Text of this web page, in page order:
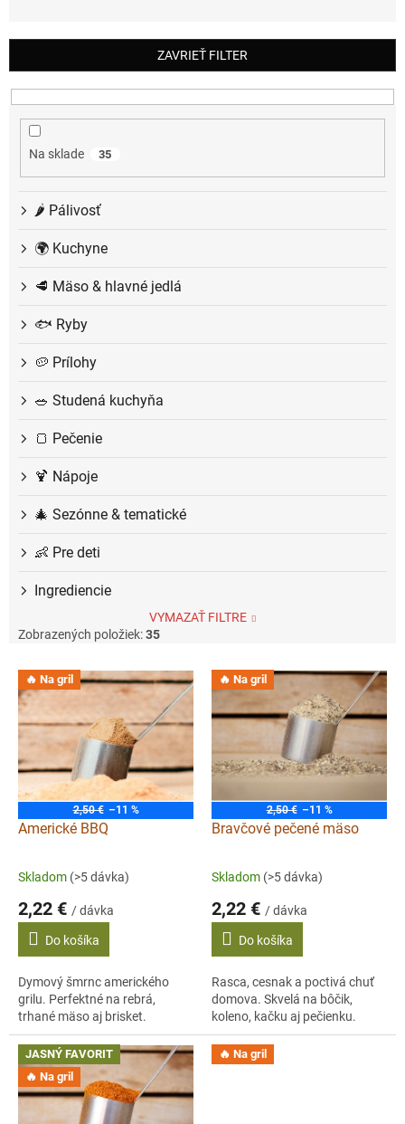
i
e
p
ZAVRIEŤ FILTER
Na sklade 35
🌶️ Pálivosť
🌍 Kuchyne
🥩 Mäso & hlavné jedlá
🐟 Ryby
🥔 Prílohy
🥗 Studená kuchyňa
🍞 Pečenie
🍹 Nápoje
🎄 Sezónne & tematické
👶 Pre deti
Ingrediencie
VYMAZAŤ FILTRE
Zobrazených položiek:35
V 🔥 Na gril
2,50 € –11 %
Americké BBQ
Skladom (>5 dávka)
2,22 € / dávka
Do košíka
Dymový šmrnc amerického
grilu. Perfektné na rebrá,
trhané mäso aj brisket.
🔥 Na gril
2,50 € –11 %
Bravčové pečené mäso
Skladom (>5 dávka)
2,22 € / dávka
Do košíka
Rasca, cesnak a poctivá chuť
domova. Skvelá na bôčik,
koleno, kačku aj pečienku.
JASNÝ FAVORIT
🔥 Na gril
🔥 Na gril